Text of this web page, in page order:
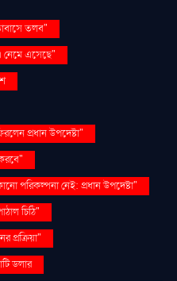
তলব"
নেমে এসেছে"
প্রধান উপদেষ্টা"
পরিকল্পনা নেই: প্রধান উপদেষ্টা"
চিঠি"
প্রক্রিয়া"
ডলার